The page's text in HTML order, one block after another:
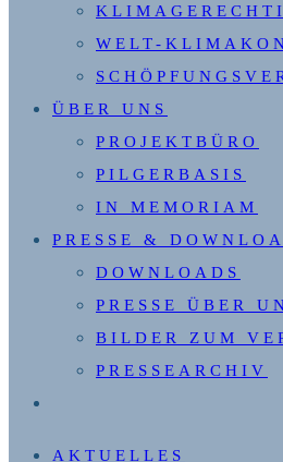
WELT-
ÜBER UNS
PROJEKTBÜRO
PILGERBASIS
IN MEMORIAM
PRESSE &
DOWNLOADS
PRESSE ÜBER
BILDER ZUM
PRESSEARCHIV
AKTUELLES